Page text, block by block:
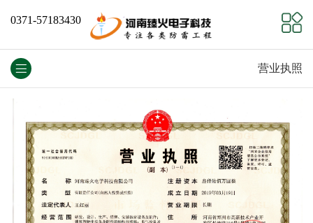
0371-57183430
营业执照